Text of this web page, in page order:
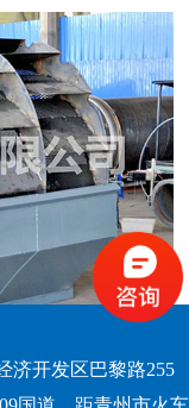
开发区巴黎路255